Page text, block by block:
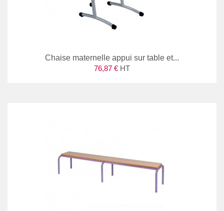
Chaise maternelle appui sur table et...
76,87 € HT